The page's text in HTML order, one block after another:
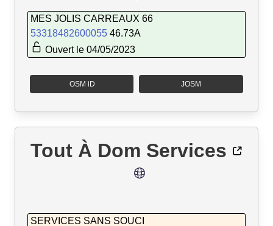
MES JOLIS CARREAUX 66
53318482600055 46.73A
Ouvert le 04/05/2023
OSM iD JOSM
Tout À Dom Services
SERVICES SANS SOUCI